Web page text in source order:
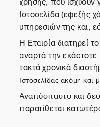
Ιστοσελίδα (εφεξής
υπηρεσιών της και,
Η Εταιρία διατηρεί
αναρτά την
τακτά χρονικά
Ιστοσελίδας ακόμη
Αναπόσπαστο και
παρατίθεται